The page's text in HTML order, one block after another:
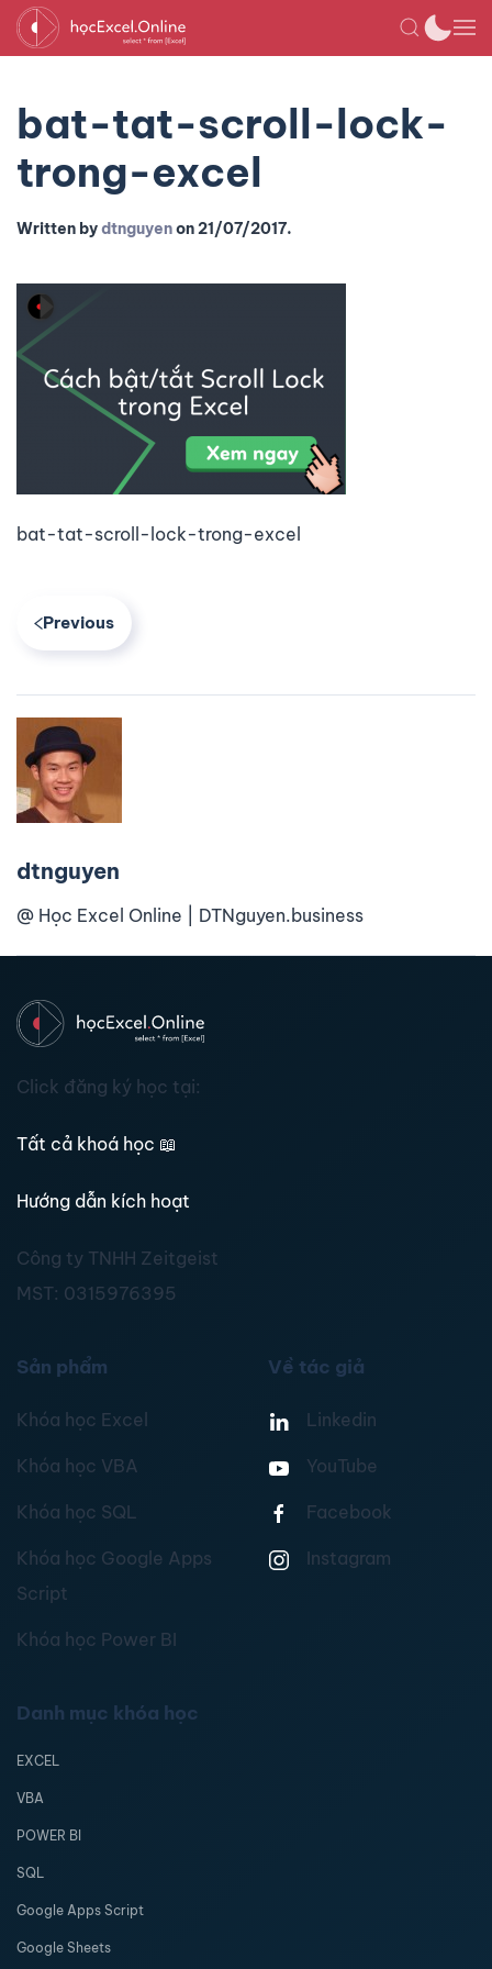
bat-tat-scroll-lock-
trong-excel
Written bydtnguyenon21/07/2017.
bat-tat-scroll-lock-trong-excel
Previous
dtnguyen
@ Học Excel Online | DTNguyen.business
Click đăng ký học tại:
Tất cả khoá học 📖
Hướng dẫn kích hoạt
Công ty TNHH Zeitgeist
MST: 0315976395
Sản phẩm
Khóa học Excel
Khóa học VBA
Khóa học SQL
Khóa học Google Apps
Script
Khóa học Power BI
Về tác giả
Linkedin
YouTube
Facebook
Instagram
Danh mục khóa học
EXCEL
VBA
POWER BI
SQL
Google Apps Script
Google Sheets